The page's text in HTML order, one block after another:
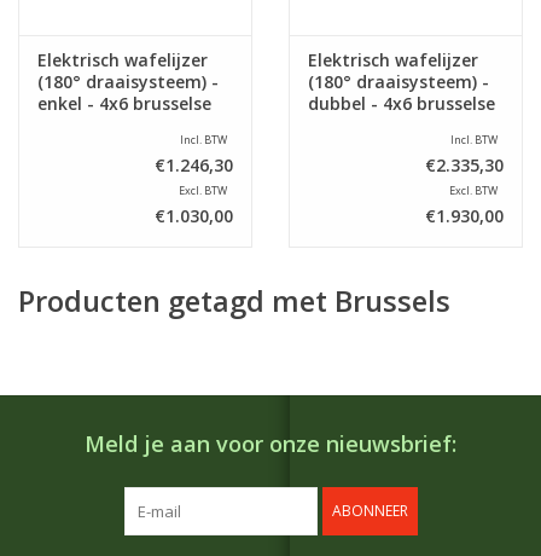
Elektrisch wafelijzer
(180° draaisysteem) -
enkel - 4x6 brusselse
Incl. BTW
€1.246,30
Excl. BTW
€1.030,00
Elektrisch wafelijzer
(180° draaisysteem) -
dubbel - 4x6 brusselse
Incl. BTW
€2.335,30
Excl. BTW
€1.930,00
Producten getagd met Brussels
Meld je aan voor onze nieuwsbrief:
ABONNEER